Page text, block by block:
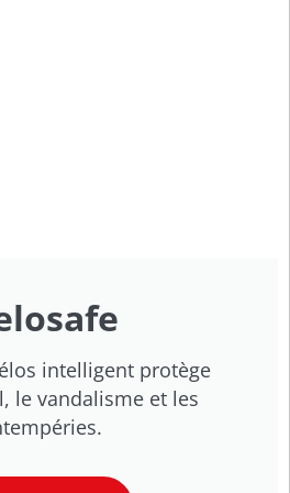
intelligent protège
le vandalisme et les